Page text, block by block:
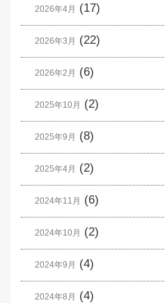
2026年4月 (17)
2026年3月 (22)
2026年2月 (6)
2025年10月 (2)
2025年9月 (8)
2025年4月 (2)
2024年11月 (6)
2024年10月 (2)
2024年9月 (4)
2024年8月 (4)